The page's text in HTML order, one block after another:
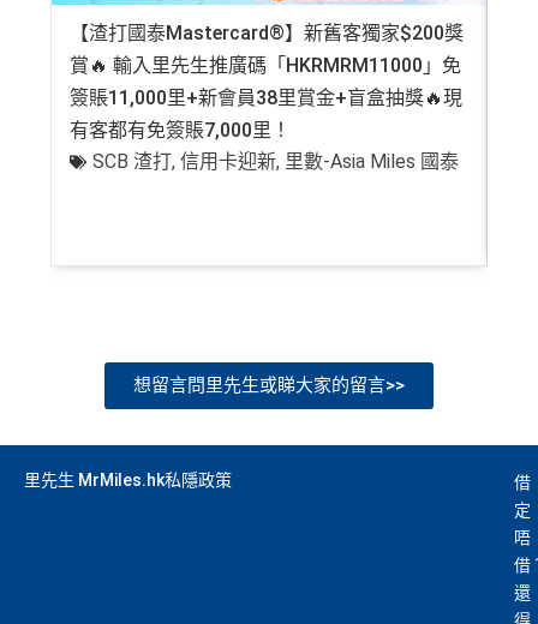
【渣打國泰Mastercard®】新舊客獨家$200獎
賞🔥 輸入里先生推廣碼「HKRMRM11000」免
簽賬11,000里+新會員38里賞金+盲盒抽獎🔥現
有客都有免簽賬7,000里！
SCB 渣打,信用卡迎新, 里數-Asia Miles 國泰
想留言問里先生或睇大家的留言>>
里先生 MrMiles.hk私隱政策
借
定
唔
借
還